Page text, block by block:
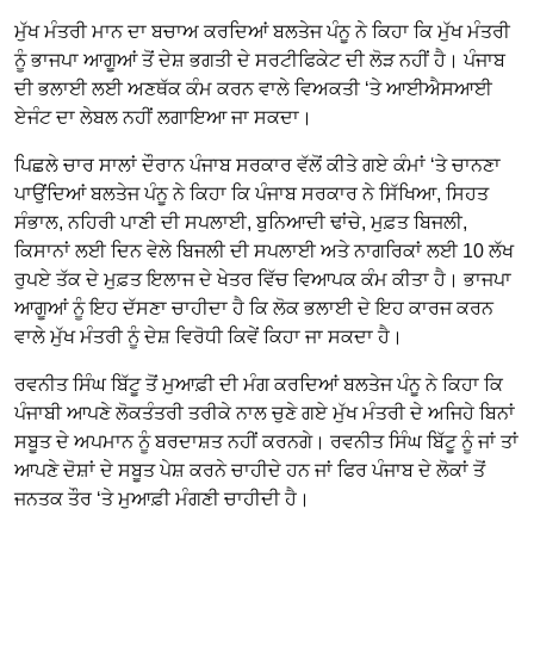
ਮੁੱਖ ਮੰਤਰੀ ਮਾਨ ਦਾ ਬਚਾਅ ਕਰਦਿਆਂ ਬਲਤੇਜ ਪੰਨੂ ਨੇ ਕਿਹਾ ਕਿ ਮੁੱਖ ਮੰਤਰੀ
ਨੂੰ ਭਾਜਪਾ ਆਗੂਆਂ ਤੋਂ ਦੇਸ਼ ਭਗਤੀ ਦੇ ਸਰਟੀਫਿਕੇਟ ਦੀ ਲੋੜ ਨਹੀਂ ਹੈ। ਪੰਜਾਬ
ਦੀ ਭਲਾਈ ਲਈ ਅਣਥੱਕ ਕੰਮ ਕਰਨ ਵਾਲੇ ਵਿਅਕਤੀ ‘ਤੇ ਆਈਐਸਆਈ
ਏਜੰਟ ਦਾ ਲੇਬਲ ਨਹੀਂ ਲਗਾਇਆ ਜਾ ਸਕਦਾ।
ਪਿਛਲੇ ਚਾਰ ਸਾਲਾਂ ਦੌਰਾਨ ਪੰਜਾਬ ਸਰਕਾਰ ਵੱਲੋਂ ਕੀਤੇ ਗਏ ਕੰਮਾਂ ‘ਤੇ ਚਾਨਣਾ
ਪਾਉਂਦਿਆਂ ਬਲਤੇਜ ਪੰਨੂ ਨੇ ਕਿਹਾ ਕਿ ਪੰਜਾਬ ਸਰਕਾਰ ਨੇ ਸਿੱਖਿਆ, ਸਿਹਤ
ਸੰਭਾਲ, ਨਹਿਰੀ ਪਾਣੀ ਦੀ ਸਪਲਾਈ, ਬੁਨਿਆਦੀ ਢਾਂਚੇ, ਮੁਫ਼ਤ ਬਿਜਲੀ,
ਕਿਸਾਨਾਂ ਲਈ ਦਿਨ ਵੇਲੇ ਬਿਜਲੀ ਦੀ ਸਪਲਾਈ ਅਤੇ ਨਾਗਰਿਕਾਂ ਲਈ 10 ਲੱਖ
ਰੁਪਏ ਤੱਕ ਦੇ ਮੁਫ਼ਤ ਇਲਾਜ ਦੇ ਖੇਤਰ ਵਿੱਚ ਵਿਆਪਕ ਕੰਮ ਕੀਤਾ ਹੈ। ਭਾਜਪਾ
ਆਗੂਆਂ ਨੂੰ ਇਹ ਦੱਸਣਾ ਚਾਹੀਦਾ ਹੈ ਕਿ ਲੋਕ ਭਲਾਈ ਦੇ ਇਹ ਕਾਰਜ ਕਰਨ
ਵਾਲੇ ਮੁੱਖ ਮੰਤਰੀ ਨੂੰ ਦੇਸ਼ ਵਿਰੋਧੀ ਕਿਵੇਂ ਕਿਹਾ ਜਾ ਸਕਦਾ ਹੈ।
ਰਵਨੀਤ ਸਿੰਘ ਬਿੱਟੂ ਤੋਂ ਮੁਆਫ਼ੀ ਦੀ ਮੰਗ ਕਰਦਿਆਂ ਬਲਤੇਜ ਪੰਨੂ ਨੇ ਕਿਹਾ ਕਿ
ਪੰਜਾਬੀ ਆਪਣੇ ਲੋਕਤੰਤਰੀ ਤਰੀਕੇ ਨਾਲ ਚੁਣੇ ਗਏ ਮੁੱਖ ਮੰਤਰੀ ਦੇ ਅਜਿਹੇ ਬਿਨਾਂ
ਸਬੂਤ ਦੇ ਅਪਮਾਨ ਨੂੰ ਬਰਦਾਸ਼ਤ ਨਹੀਂ ਕਰਨਗੇ। ਰਵਨੀਤ ਸਿੰਘ ਬਿੱਟੂ ਨੂੰ ਜਾਂ ਤਾਂ
ਆਪਣੇ ਦੋਸ਼ਾਂ ਦੇ ਸਬੂਤ ਪੇਸ਼ ਕਰਨੇ ਚਾਹੀਦੇ ਹਨ ਜਾਂ ਫਿਰ ਪੰਜਾਬ ਦੇ ਲੋਕਾਂ ਤੋਂ
ਜਨਤਕ ਤੌਰ ‘ਤੇ ਮੁਆਫ਼ੀ ਮੰਗਣੀ ਚਾਹੀਦੀ ਹੈ।